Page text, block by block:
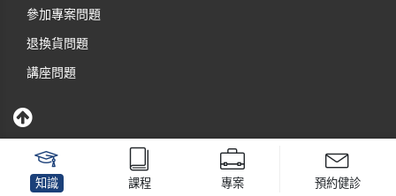
參加專案問題
退換貨問題
講座問題
知識 課程 專案 預約健診